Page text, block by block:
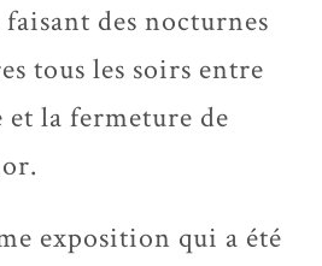
des nocturnes
tous les soirs entre
et la fermeture de
exposition qui a été